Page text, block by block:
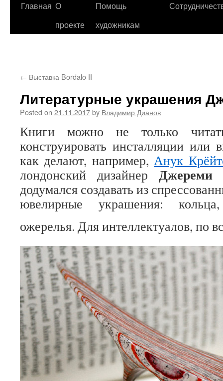
Главная О
проекте
Помощь
художникам
← Выставка Bordalo II
Литературные украшения
Posted on 21.11.2017by Владимир Дианов
Книги можно не только
конструировать инсталляции или
как делают, например,Анук
лондонский дизайнер Джереми
додумался создавать из
ювелирные украшения:
ожерелья. Для интеллектуалов, по